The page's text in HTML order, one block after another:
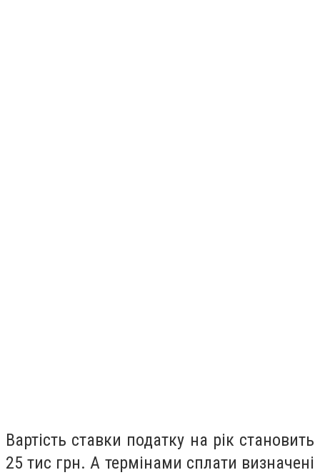
Вартість ставки податку на рік становить
25 тис грн. А термінами сплати визначені